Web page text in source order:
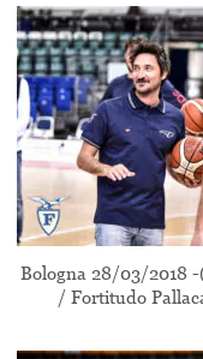
Bologna 28/03/2018
/ Fortitudo